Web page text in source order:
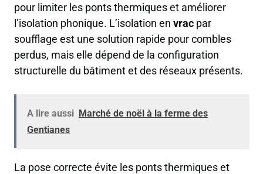
pour limiter les ponts thermiques et améliorer
l’isolation phonique. L’isolation en vrac par
soufflage est une solution rapide pour combles
perdus, mais elle dépend de la configuration
structurelle du bâtiment et des réseaux présents.
A lire aussi Marché de noël à la ferme des
Gentianes
La pose correcte évite les ponts thermiques et